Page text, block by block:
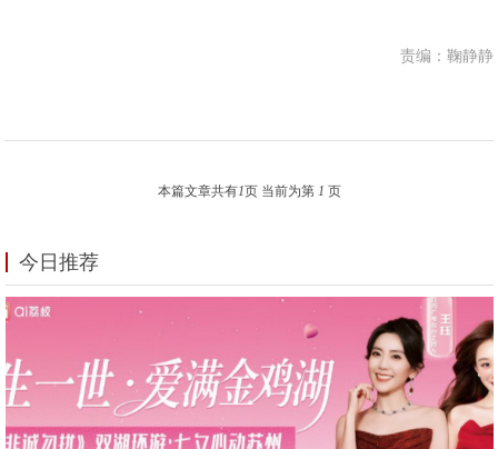
责编：鞠静静
本篇文章共有1页 当前为第 1 页
今日推荐